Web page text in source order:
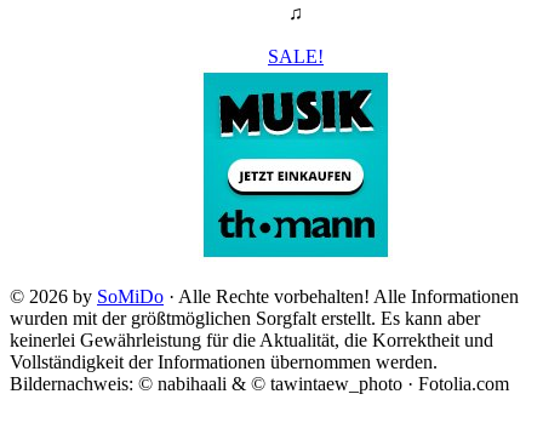
♫
SALE!
© 2026 by SoMiDo · Alle Rechte vorbehalten! Alle Informationen
wurden mit der größtmöglichen Sorgfalt erstellt. Es kann aber
keinerlei Gewährleistung für die Aktualität, die Korrektheit und
Vollständigkeit der Informationen übernommen werden.
Bildernachweis: © nabihaali & © tawintaew_photo · Fotolia.com